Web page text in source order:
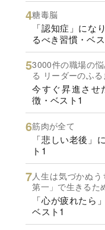
糖毒脳
「認知症」にな
るべき習慣・ベ
3000件の職場の
る リーダーのふ
今すぐ昇進させ
徴・ベスト1
筋肉が全て
「悲しい老後」
ト1
人生は気づかぬ
第一」で生きるた
「心が疲れたら
ベスト1